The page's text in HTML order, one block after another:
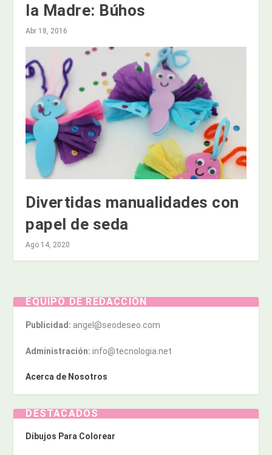
la Madre: Búhos
Abr 18, 2016
Divertidas manualidades con
papel de seda
Ago 14, 2020
EQUIPO DE REDACCIÓN
Publicidad: angel@seodeseo.com
Administración: info@tecnologia.net
Acerca de Nosotros
DESTACADOS
Dibujos Para Colorear